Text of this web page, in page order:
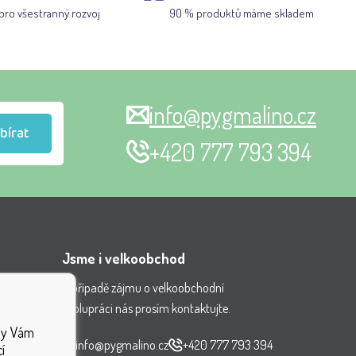
všestranný rozvoj 90 % produktů máme skladem
info@pygmalino.cz
+420 777 793 394
Jsme i velkoobchod
V případě zájmu o velkoobchodní
spolupráci nás prosím kontaktujte.
info@pygmalino.cz +420 777 793 394
Vám